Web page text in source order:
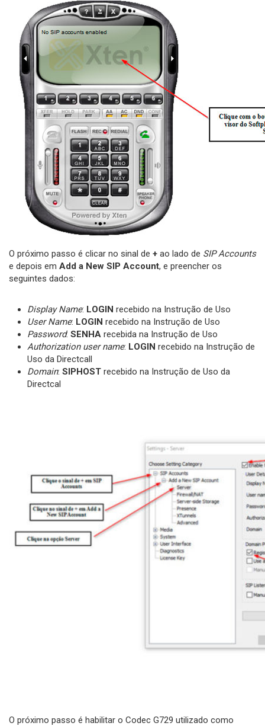
O próximo passo é clicar no sinal de + ao lado de SIP Accounts
e depois em Add a New SIP Account, e preencher os
seguintes dados:
Display Name: LOGIN recebido na Instrução de Uso
User Name: LOGIN recebido na Instrução de Uso
Password: SENHA recebida na Instrução de Uso
Authorization user name: LOGIN recebido na Instrução de
Uso da Directcall
Domain: SIPHOST recebido na Instrução de Uso da
Directcal
O próximo passo é habilitar o Codec G729 utilizado como